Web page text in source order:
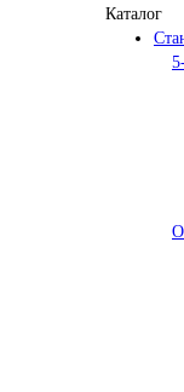
Каталог